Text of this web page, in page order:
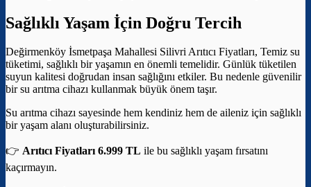
Sağlıklı Yaşam İçin Doğru Tercih
Değirmenköy İsmetpaşa Mahallesi Silivri Arıtıcı Fiyatları, Temiz su
tüketimi, sağlıklı bir yaşamın en önemli temelidir. Günlük tüketilen
suyun kalitesi doğrudan insan sağlığını etkiler. Bu nedenle güvenilir
bir su arıtma cihazı kullanmak büyük önem taşır.
Su arıtma cihazı sayesinde hem kendiniz hem de aileniz için sağlıklı
bir yaşam alanı oluşturabilirsiniz.
👉 Arıtıcı Fiyatları 6.999 TL ile bu sağlıklı yaşam fırsatını
kaçırmayın.